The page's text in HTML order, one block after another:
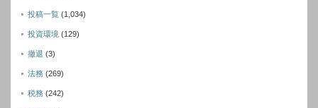
投稿一覧 (1,034)
投資環境 (129)
撤退 (3)
法務 (269)
税務 (242)